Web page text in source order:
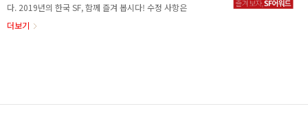
다. 2019년의 한국 SF, 함께 즐겨 봅시다! 수정 사항은
koreasf.award@gmail.com으로 제보해주세요! 장편
라딘 예스24 인터파크 SF어워드 2019 장편소설 부문
더보기